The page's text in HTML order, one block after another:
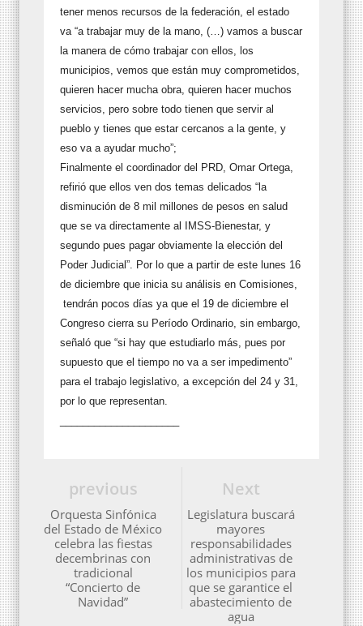
tener menos recursos de la federación, el estado
va “a trabajar muy de la mano, (…) vamos a buscar
la manera de cómo trabajar con ellos, los
municipios, vemos que están muy comprometidos,
quieren hacer mucha obra, quieren hacer muchos
servicios, pero sobre todo tienen que servir al
pueblo y tienes que estar cercanos a la gente, y
eso va a ayudar mucho”;
Finalmente el coordinador del PRD, Omar Ortega,
refirió que ellos ven dos temas delicados “la
disminución de 8 mil millones de pesos en salud
que se va directamente al IMSS-Bienestar, y
segundo pues pagar obviamente la elección del
Poder Judicial”. Por lo que a partir de este lunes 16
de diciembre que inicia su análisis en Comisiones,
tendrán pocos días ya que el 19 de diciembre el
Congreso cierra su Período Ordinario, sin embargo,
señaló que “si hay que estudiarlo más, pues por
supuesto que el tiempo no va a ser impedimento”
para el trabajo legislativo, a excepción del 24 y 31,
por lo que representan.
Next
Legislatura buscará
mayores
responsabilidades
administrativas de
los municipios para
que se garantice el
abastecimiento de
agua
previous
Orquesta Sinfónica
del Estado de México
celebra las fiestas
decembrinas con
tradicional
“Concierto de
Navidad”